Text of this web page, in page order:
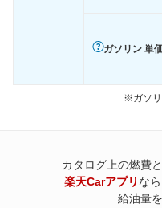
ガソリン 単
※ガソリ
カタログ上の燃費
楽天Carアプリ な
給油量